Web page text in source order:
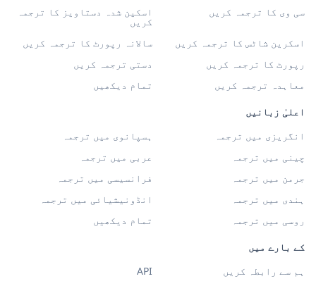
سی وی کا ترجمہ کریں اسکین شدہ دستاویز کا ترجمہ
کریں
اسکرین شاٹس کا ترجمہ کریں
سالانہ رپورٹ کا ترجمہ کریں
رپورٹ کا ترجمہ کریں
دستی ترجمہ کریں
معاہدہ ترجمہ کریں
تمام دیکھیں
اعلیٰ زبانیں
انگریزی میں ترجمہ
ہسپانوی میں ترجمہ
چینی میں ترجمہ
عربی میں ترجمہ
جرمن میں ترجمہ
فرانسیسی میں ترجمہ
ہندی میں ترجمہ
انڈونیشیائی میں ترجمہ
روسی میں ترجمہ
تمام دیکھیں
کے بارے میں
ہم سے رابطہ کریں
API